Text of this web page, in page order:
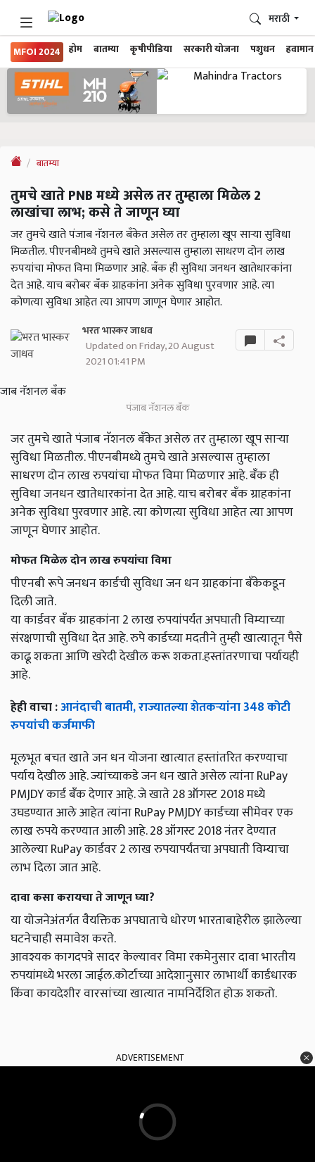
MFOI 2024 होम बातम्या कृषीपीडिया सरकारी योजना पशुधन हवामान
मराठी
बातम्या
तुमचे खाते PNB मध्ये असेल तर तुम्हाला मिळेल 2
लाखांचा लाभ; कसे ते जाणून घ्या
जर तुमचे खाते पंजाब नॅशनल बँकेत असेल तर तुम्हाला खूप साऱ्या सुविधा
मिळतील. पीएनबीमध्ये तुमचे खाते असल्यास तुम्हाला साधरण दोन लाख
रुपयांचा मोफत विमा मिळणार आहे. बँक ही सुविधा जनधन खातेधारकांना
देत आहे. याच बरोबर बँक ग्राहकांना अनेक सुविधा पुरवणार आहे. त्या
कोणत्या सुविधा आहेत त्या आपण जाणून घेणार आहोत.
भरत भास्कर जाधव
Updated on Friday, 20 August
2021 01:41 PM
पंजाब नॅशनल बँक
जर तुमचे खाते पंजाब नॅशनल बँकेत असेल तर तुम्हाला खूप साऱ्या
सुविधा मिळतील. पीएनबीमध्ये तुमचे खाते असल्यास तुम्हाला
साधरण दोन लाख रुपयांचा मोफत विमा मिळणार आहे. बँक ही
सुविधा जनधन खातेधारकांना देत आहे. याच बरोबर बँक ग्राहकांना
अनेक सुविधा पुरवणार आहे. त्या कोणत्या सुविधा आहेत त्या आपण
जाणून घेणार आहोत.
मोफत मिळेल दोन लाख रुपयांचा विमा
पीएनबी रूपे जनधन कार्डची सुविधा जन धन ग्राहकांना बँकेकडून
दिली जाते.
या कार्डवर बँक ग्राहकांना 2 लाख रुपयांपर्यंत अपघाती विम्याच्या
संरक्षणाची सुविधा देत आहे. रुपे कार्डच्या मदतीने तुम्ही खात्यातून पैसे
काढू शकता आणि खरेदी देखील करू शकता.हस्तांतरणाचा पर्यायही
आहे.
हेही वाचा :आनंदाची बातमी, राज्यातल्या शेतकऱ्यांना 348 कोटी
रुपयांची कर्जमाफी
मूलभूत बचत खाते जन धन योजना खात्यात हस्तांतरित करण्याचा
पर्याय देखील आहे. ज्यांच्याकडे जन धन खाते असेल त्यांना RuPay
PMJDY कार्ड बँक देणार आहे. जे खाते 28 ऑगस्ट 2018 मध्ये
उघडण्यात आले आहेत त्यांना RuPay PMJDY कार्डच्या सीमेवर एक
लाख रुपये करण्यात आली आहे. 28 ऑगस्ट 2018 नंतर देण्यात
आलेल्या RuPay कार्डवर 2 लाख रुपयापर्यंतचा अपघाती विम्याचा
लाभ दिला जात आहे.
दावा कसा करायचा ते जाणून घ्या?
या योजनेअंतर्गत वैयक्तिक अपघाताचे धोरण भारताबाहेरील झालेल्या
घटनेचाही समावेश करते.
आवश्यक कागदपत्रे सादर केल्यावर विमा रकमेनुसार दावा भारतीय
रुपयांमध्ये भरला जाईल.कोर्टाच्या आदेशानुसार लाभार्थी कार्डधारक
किंवा कायदेशीर वारसांच्या खात्यात नामनिर्देशित होऊ शकतो.
ADVERTISEMENT